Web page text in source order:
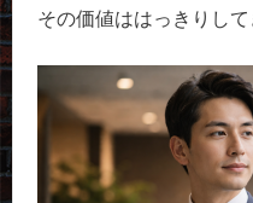
その価値ははっきりして